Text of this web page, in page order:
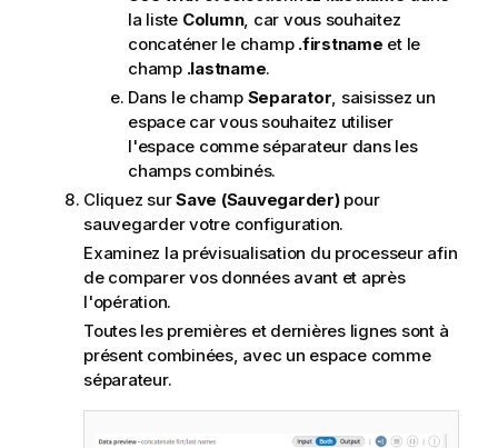
la liste Column, car vous souhaitez
concaténer le champ .firstname et le
champ .lastname.
Dans le champ Separator , saisissez un
espace car vous souhaitez utiliser
l'espace comme séparateur dans les
champs combinés.
Cliquez surSave (Sauvegarder)pour
sauvegarder votre configuration.
Examinez la prévisualisation du processeur afin
de comparer vos données avant et après
l'opération.
Toutes les premières et dernières lignes sont à
présent combinées, avec un espace comme
séparateur.